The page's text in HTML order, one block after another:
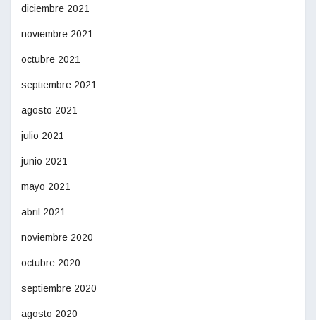
diciembre 2021
noviembre 2021
octubre 2021
septiembre 2021
agosto 2021
julio 2021
junio 2021
mayo 2021
abril 2021
noviembre 2020
octubre 2020
septiembre 2020
agosto 2020